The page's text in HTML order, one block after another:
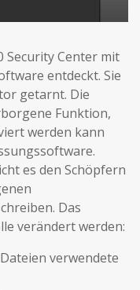
Security Center mit
entdeckt. Sie
getarnt. Die
Funktion,
werden kann
es den Schöpfern
Das
verändert werden:
verwendete